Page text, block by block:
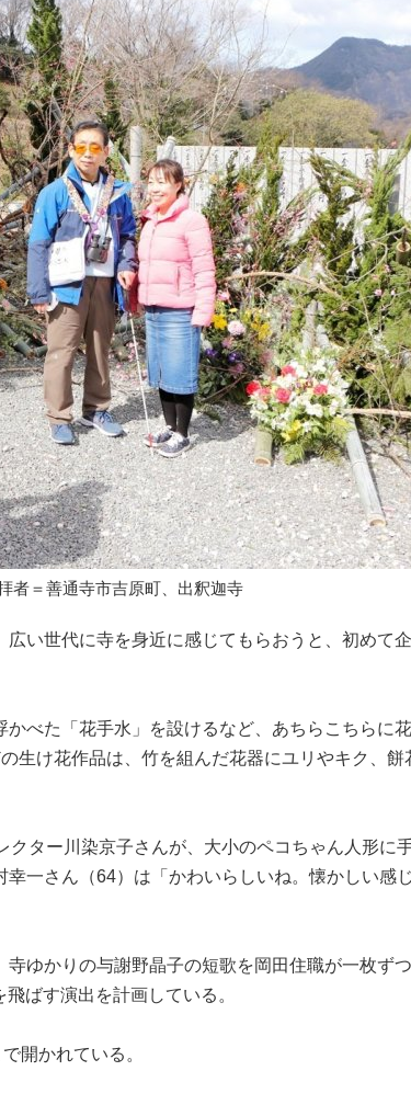
者＝善通寺市吉原町、出釈迦寺
い世代に寺を身近に感じてもらおうと、初めて
べた「花手水」を設けるなど、あちらこちらに
生け花作品は、竹を組んだ花器にユリやキク、餅
ター川染京子さんが、大小のペコちゃん人形に
一さん（64）は「かわいらしいね。懐かしい感
ゆかりの与謝野晶子の短歌を岡田住職が一枚ず
ばす演出を計画している。
開かれている。